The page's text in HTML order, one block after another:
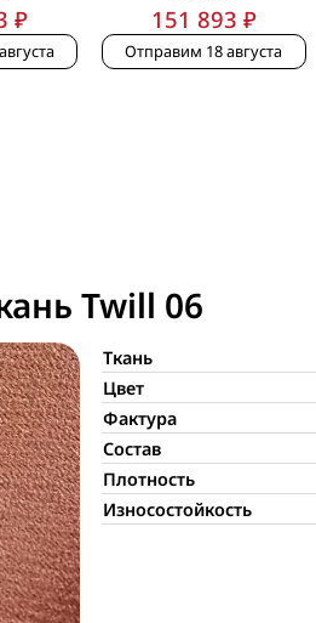
₽ 151 893 ₽
Отправим 18 августа
Twill 06
Ткань
Цвет
Фактура
Состав
Плотность
Износостойкость